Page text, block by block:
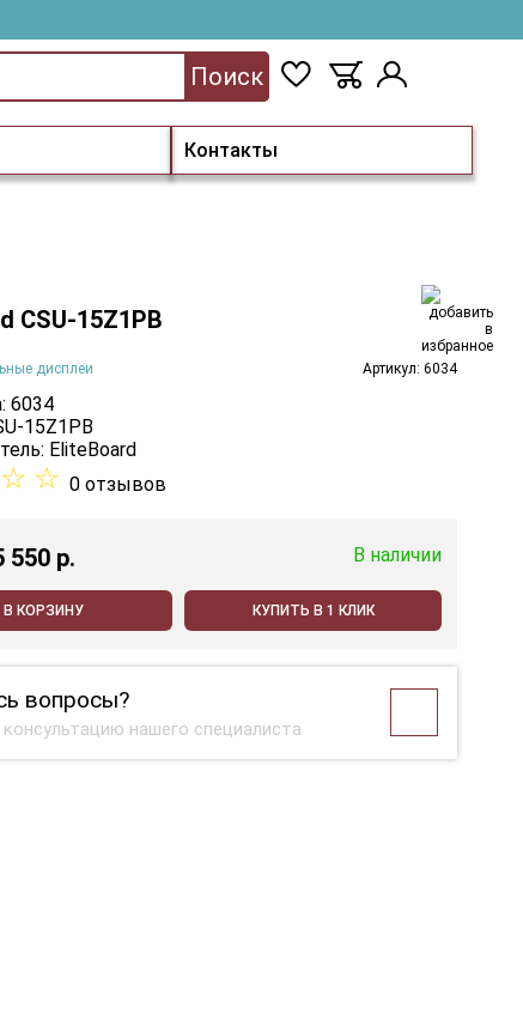
Контакты
Поиск
CSU-15Z1PB
дисплеи Артикул: 6034
6034
15Z1PB
EliteBoard
☆ ☆ 0 отзывов
550 p. В наличии
В КОРЗИНУ КУПИТЬ В 1 КЛИК
вопросы?
нашего специалиста